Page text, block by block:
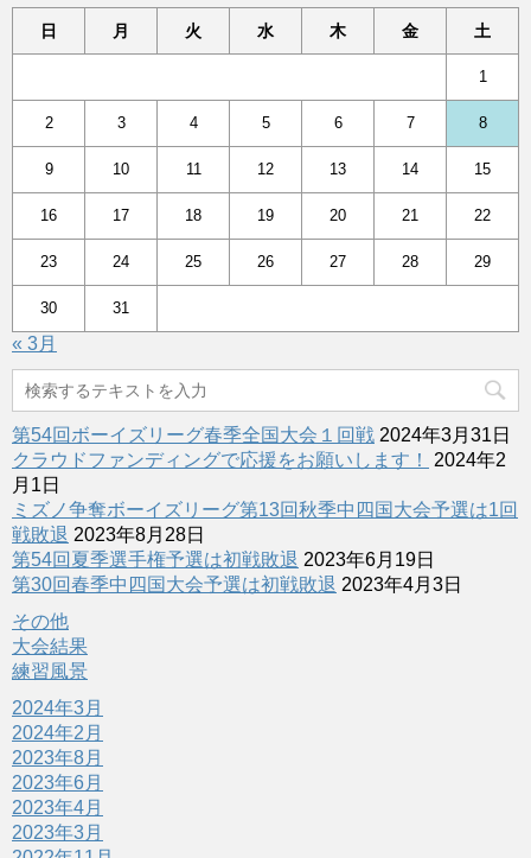
日 月 火 水 木 金 土
1
2 3 4 5 6 7 8
9 10 11 12 13 14 15
16 17 18 19 20 21 22
23 24 25 26 27 28 29
30 31
« 3月
第54回ボーイズリーグ春季全国大会１回戦 2024年3月31日
クラウドファンディングで応援をお願いします！
2024年2
月1日
ミズノ争奪ボーイズリーグ第13回秋季中四国大会予選は1回
戦敗退 2023年8月28日
第54回夏季選手権予選は初戦敗退 2023年6月19日
第30回春季中四国大会予選は初戦敗退 2023年4月3日
その他
大会結果
練習風景
2024年3月
2024年2月
2023年8月
2023年6月
2023年4月
2023年3月